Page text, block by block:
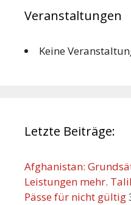
Veranstaltungen
Keine
Letzte Beiträge:
Afghanistan:
Leistungen mehr.
Pässe für nicht gültig